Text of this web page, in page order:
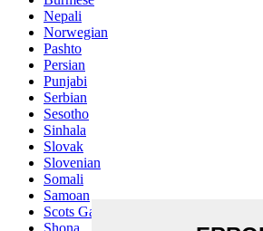
Nepali
Norwegian
Pashto
Persian
Punjabi
Serbian
Sesotho
Sinhala
Slovak
Slovenian
Somali
Samoan
Scots Gaelic
Shona